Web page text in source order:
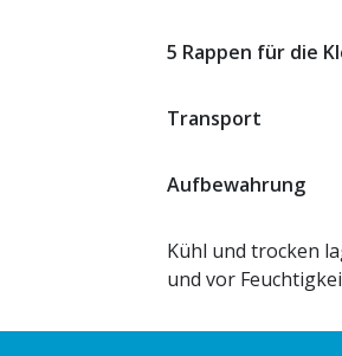
5 Rappen für die
Transport
Aufbewahrung
Kühl und trocken
und vor